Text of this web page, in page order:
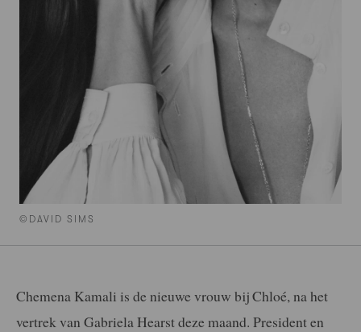
©DAVID SIMS
Chemena Kamali is de nieuwe vrouw bij Chloé, na het
vertrek van Gabriela Hearst deze maand. President en